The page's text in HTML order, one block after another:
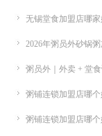
无锡堂食加盟店哪
2026年粥员外砂锅
粥员外｜外卖 + 堂
粥铺连锁加盟店哪
粥铺连锁加盟店哪